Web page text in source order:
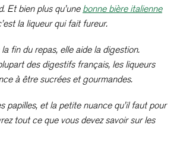
Et bien plus qu’une bonne bière italienne
la liqueur qui fait fureur.
fin du repas, elle aide la digestion.
des digestifs français, les liqueurs
à être sucrées et gourmandes.
papilles, et la petite nuance qu’il faut pour
tout ce que vous devez savoir sur les